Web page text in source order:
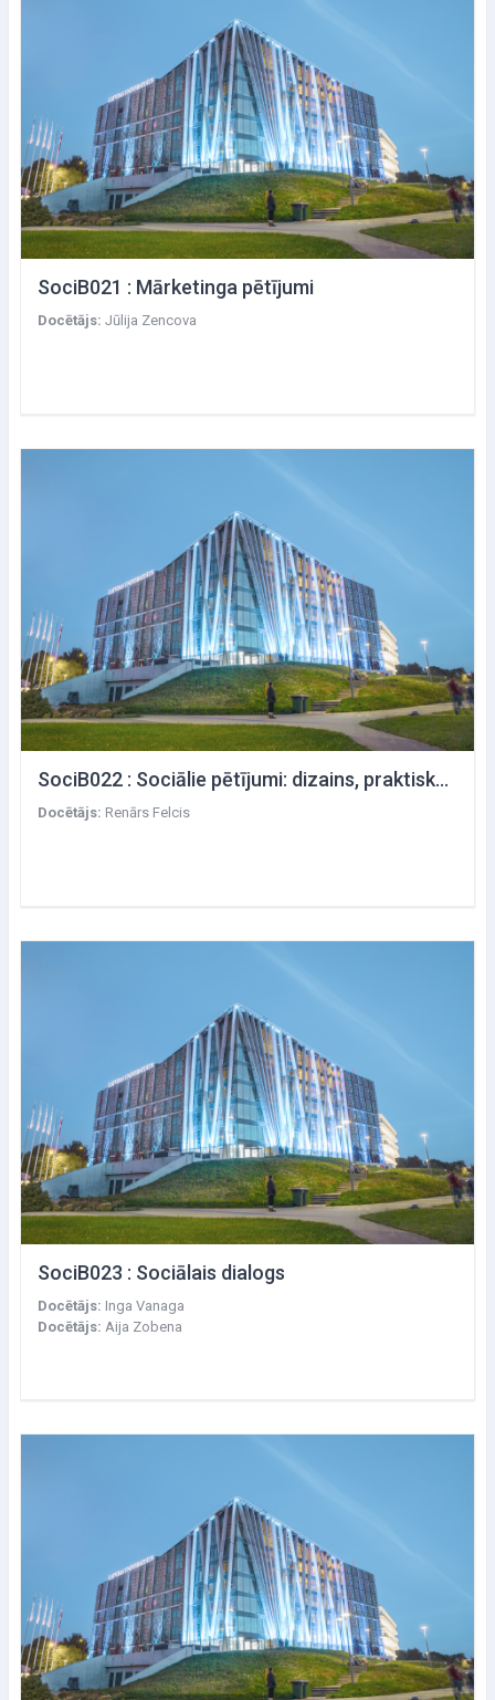
SociB021 : Mārketinga pētījumi
Docētājs: Jūlija Zencova
SociB022 : Sociālie pētījumi: dizains, praktiskā realizācija un izmantojums
Docētājs: Renārs Felcis
SociB023 : Sociālais dialogs
Docētājs: Inga Vanaga
Docētājs: Aija Zobena